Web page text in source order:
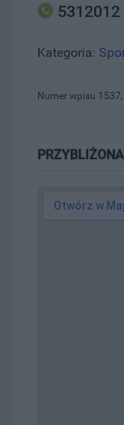
5312012
Kategoria:
Numer wpisu